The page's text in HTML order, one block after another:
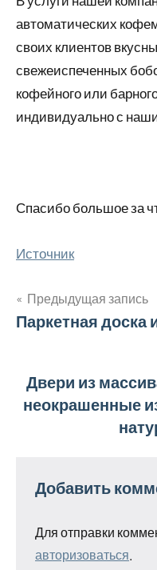
автоматических
своих клиентов
свежеиспеченных
кофейного или
индивидуально с
Спасибо большое за
Источник
Навигация
записям
Предыдущая запись
Паркетная доска
Двери из
неокрашенные
Добавить
Для отправки
авторизоваться